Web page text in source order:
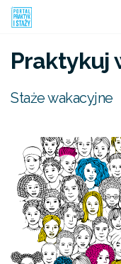
Praktykuj
Staże wakacyjne